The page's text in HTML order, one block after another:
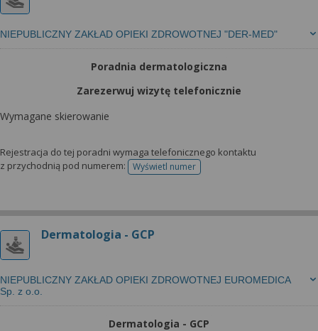
NIEPUBLICZNY ZAKŁAD OPIEKI ZDROWOTNEJ "DER-MED"
Poradnia dermatologiczna
Zarezerwuj wizytę telefonicznie
Wymagane skierowanie
Rejestracja do tej poradni wymaga telefonicznego kontaktu
z przychodnią pod numerem:
Wyświetl numertelefonu do rejestracji
Dermatologia - GCP
NIEPUBLICZNY ZAKŁAD OPIEKI ZDROWOTNEJ EUROMEDICA
Sp. z o.o.
Dermatologia - GCP